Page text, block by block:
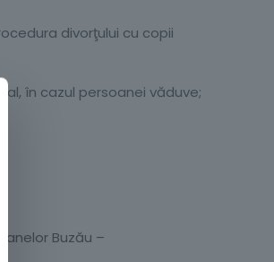
divorţului cu copii
în cazul persoanei văduve;
Buzău –